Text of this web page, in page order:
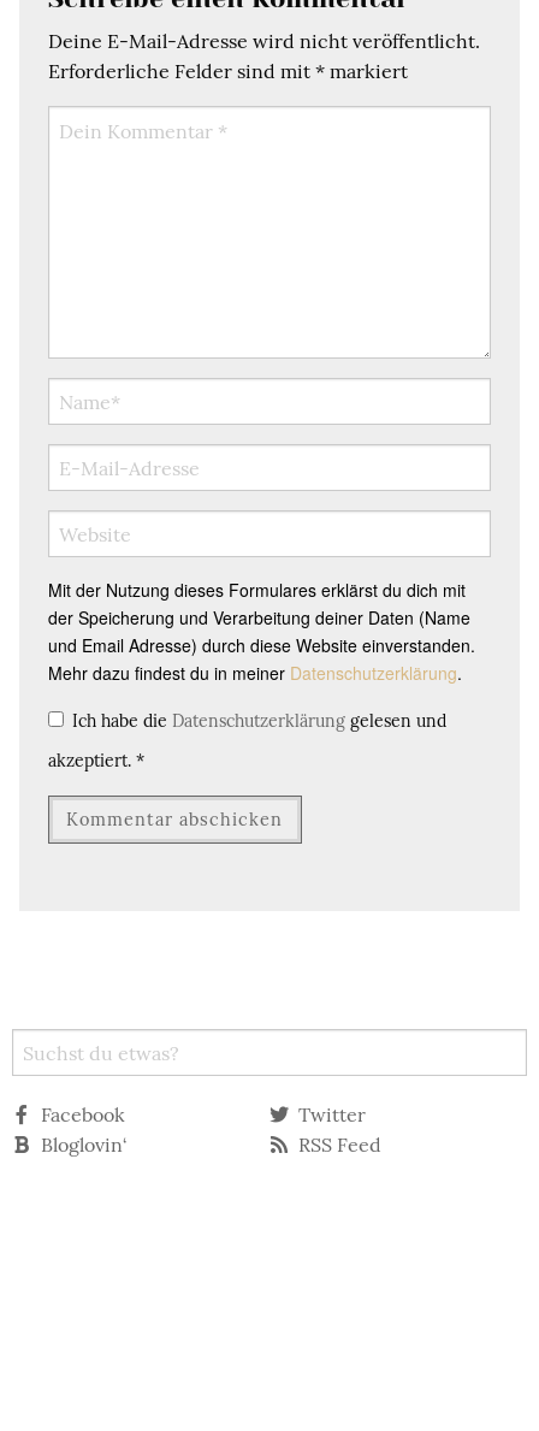
Deine E-Mail-Adresse wird nicht veröffentlicht.
Erforderliche Felder sind mit * markiert
Mit der Nutzung dieses Formulares erklärst du dich mit
der Speicherung und Verarbeitung deiner Daten (Name
und Email Adresse) durch diese Website einverstanden.
Mehr dazu findest du in meiner Datenschutzerklärung.
Ich habe die Datenschutzerklärung gelesen und
akzeptiert. *
Facebook
Twitter
Bloglovin‘
RSS Feed